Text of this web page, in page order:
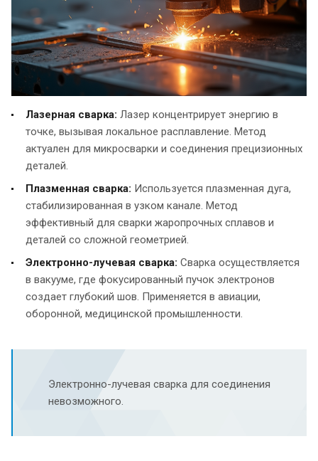
Лазерная сварка: Лазер концентрирует энергию в
точке, вызывая локальное расплавление. Метод
актуален для микросварки и соединения прецизионных
деталей.
Плазменная сварка: Используется плазменная дуга,
стабилизированная в узком канале. Метод
эффективный для сварки жаропрочных сплавов и
деталей со сложной геометрией.
Электронно-лучевая сварка: Сварка осуществляется
в вакууме, где фокусированный пучок электронов
создает глубокий шов. Применяется в авиации,
оборонной, медицинской промышленности.
Электронно-лучевая сварка для соединения
невозможного.